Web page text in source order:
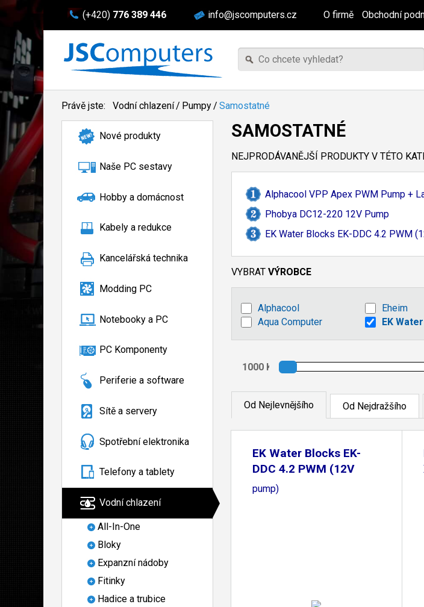
(+420) 776 389 446 info@jscomputers.cz O firmě Obchodní
Právě jste: Vodní chlazení/ Pumpy/ Samostatné
Nové produkty
Naše PC sestavy
Hobby a domácnost
Kabely a redukce
Kancelářská technika
Modding PC
Notebooky a PC
PC Komponenty
Periferie a software
Sítě a servery
Spotřební elektronika
Telefony a tablety
Vodní chlazení
All-In-One
Bloky
Expanzní nádoby
Fitinky
Hadice a trubice
SAMOSTATNÉ
NEJPRODÁVANĚJŠÍ PRODUKTY V TÉTO
Alphacool VPP Apex PWM Pump +
Phobya DC12-220 12V Pump
EK Water Blocks EK-DDC 4.2 PWM
VYBRAT VÝROBCE
Alphacool Eheim
Aqua Computer
EK
Od Nejlevnějšího Od Nejdražšího
EK Water Blocks EK-
DDC 4.2 PWM (12V
PWM
pump)